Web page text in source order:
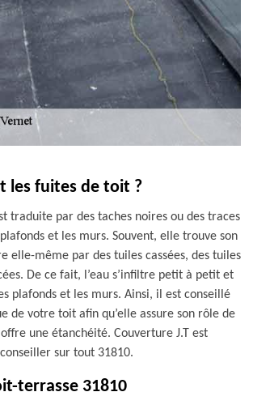
les fuites de toit ?
traduite par des taches noires ou des traces
et les murs. Souvent, elle trouve son
elle-même par des tuiles cassées, des tuiles
De ce fait, l’eau s’infiltre petit à petit et
plafonds et les murs. Ainsi, il est conseillé
de votre toit afin qu’elle assure son rôle de
une étanchéité. Couverture J.T est
sur tout 31810.
terrasse 31810